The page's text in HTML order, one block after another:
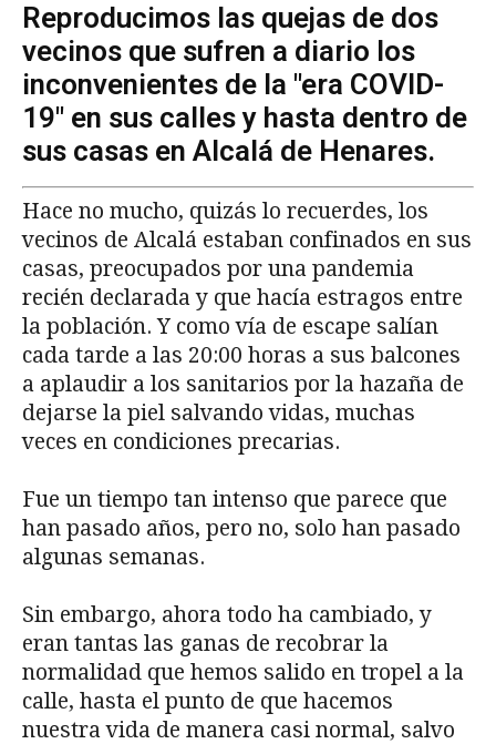
Reproducimos las quejas de dos
vecinos que sufren a diario los
inconvenientes de la "era COVID-
19" en sus calles y hasta dentro de
sus casas en Alcalá de Henares.
Hace no mucho, quizás lo recuerdes, los
vecinos de Alcalá estaban confinados en sus
casas, preocupados por una pandemia
recién declarada y que hacía estragos entre
la población. Y como vía de escape salían
cada tarde a las 20:00 horas a sus balcones
a aplaudir a los sanitarios por la hazaña de
dejarse la piel salvando vidas, muchas
veces en condiciones precarias.
Fue un tiempo tan intenso que parece que
han pasado años, pero no, solo han pasado
algunas semanas.
Sin embargo, ahora todo ha cambiado, y
eran tantas las ganas de recobrar la
normalidad que hemos salido en tropel a la
calle, hasta el punto de que hacemos
nuestra vida de manera casi normal, salvo